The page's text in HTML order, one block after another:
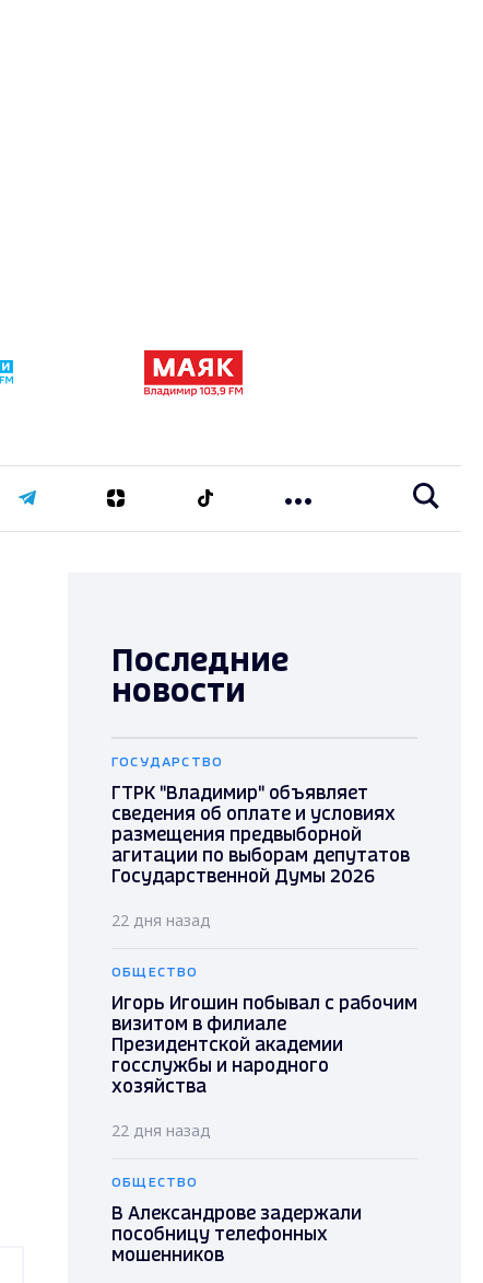
Последние
новости
ГОСУДАРСТВО
ГТРК "Владимир" объявляет
сведения об оплате и условиях
размещения предвыборной
агитации по выборам депутатов
Государственной Думы 2026
22 дня назад
ОБЩЕСТВО
Игорь Игошин побывал с рабочим
визитом в филиале
Президентской академии
госслужбы и народного
хозяйства
22 дня назад
ОБЩЕСТВО
В Александрове задержали
пособницу телефонных
мошенников